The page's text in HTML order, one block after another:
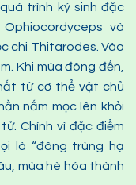
trình ký sinh đặc
và
chi Thitarodes. Vào
Khi mùa đông đến,
từ cơ thể vật chủ
nấm mọc lên khỏi
Chính vì đặc điểm
là “đông trùng hạ
mùa hè hóa thành